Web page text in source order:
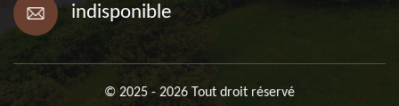
indisponible
© 2025 - 2026 Tout droit réservé